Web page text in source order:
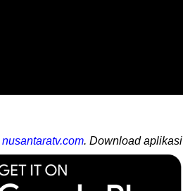
nusantaratv.com. Download aplikasi